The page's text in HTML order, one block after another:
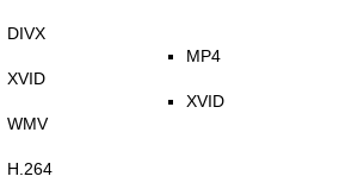
DIVX
XVID
WMV
H.264
MP4
XVID